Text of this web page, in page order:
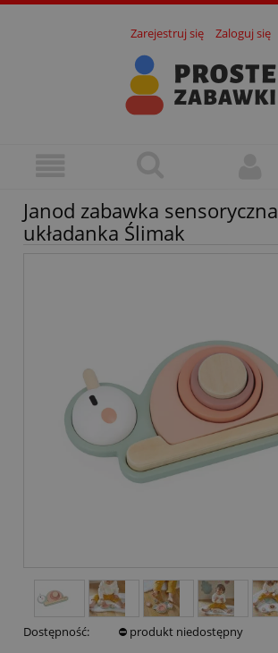
Zarejestruj się Zaloguj się
Janod zabawka sensoryczna
układanka Ślimak
Dostępność: ⛔ produkt niedostępny